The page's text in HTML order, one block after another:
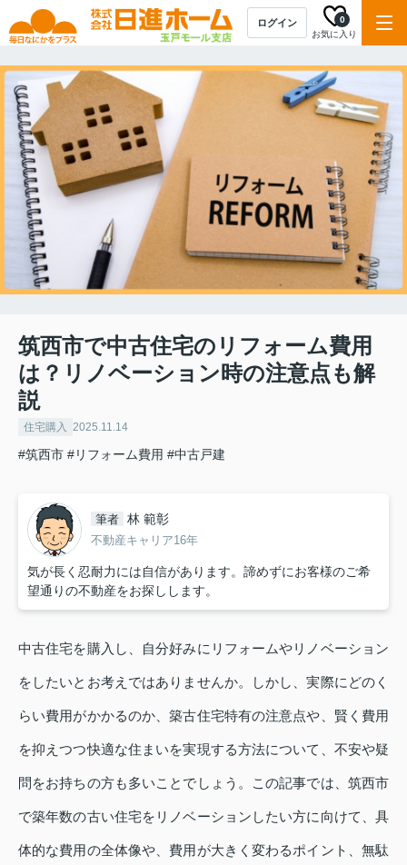
ログイン
お気に入り
0
筑西市で中古住宅のリフォーム費用
は？リノベーション時の注意点も解
説
住宅購入 2025.11.14
#筑西市 #リフォーム費用 #中古戸建
筆者 林 範彰
不動産キャリア16年
気が長く忍耐力には自信があります。諦めずにお客様のご希
望通りの不動産をお探しします。
中古住宅を購入し、自分好みにリフォームやリノベーション
をしたいとお考えではありませんか。しかし、実際にどのく
らい費用がかかるのか、築古住宅特有の注意点や、賢く費用
を抑えつつ快適な住まいを実現する方法について、不安や疑
問をお持ちの方も多いことでしょう。この記事では、筑西市
で築年数の古い住宅をリノベーションしたい方に向けて、具
体的な費用の全体像や、費用が大きく変わるポイント、無駄